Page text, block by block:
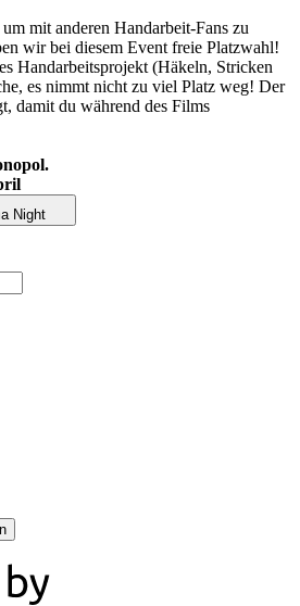
mit anderen Handarbeit-Fans zu
wir bei diesem Event freie Platzwahl!
Handarbeitsprojekt (Häkeln, Stricken
es nimmt nicht zu viel Platz weg! Der
damit du während des Films
Night